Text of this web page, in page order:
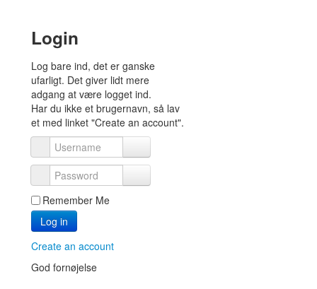
Login
Log bare ind, det er ganske
ufarligt. Det giver lidt mere
adgang at være logget ind.
Har du ikke et brugernavn, så lav
et med linket "Create an account".
Username
Password
Remember Me
Log in
Create an account
God fornøjelse